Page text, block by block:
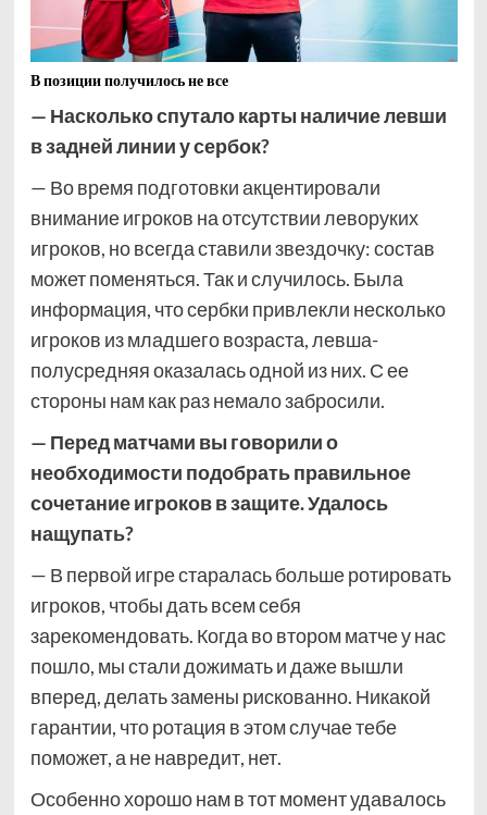
В позиции получилось не все
— Насколько спутало карты наличие левши
в задней линии у сербок?
— Во время подготовки акцентировали
внимание игроков на отсутствии леворуких
игроков, но всегда ставили звездочку: состав
может поменяться. Так и случилось. Была
информация, что сербки привлекли несколько
игроков из младшего возраста, левша-
полусредняя оказалась одной из них. С ее
стороны нам как раз немало забросили.
— Перед матчами вы говорилио
необходимости подобрать правильное
сочетание игроков в защите. Удалось
нащупать?
— В первой игре старалась больше ротировать
игроков, чтобы дать всем себя
зарекомендовать. Когда во втором матче у нас
пошло, мы стали дожимать и даже вышли
вперед, делать замены рискованно. Никакой
гарантии, что ротация в этом случае тебе
поможет, а не навредит, нет.
Особенно хорошо нам в тот момент удавалось